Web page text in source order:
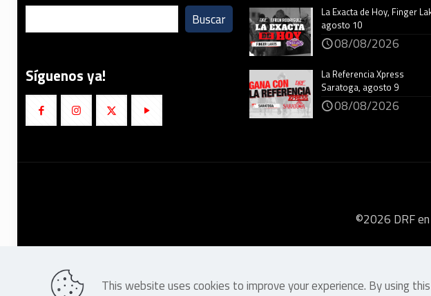
Buscar
Síguenos ya!
La Exacta de Hoy, Finger
agosto 10
08/08/2026
La Referencia Xpress
Saratoga, agosto 9
08/08/2026
©2026 DRF
This website uses cookies to improve your experience. By using